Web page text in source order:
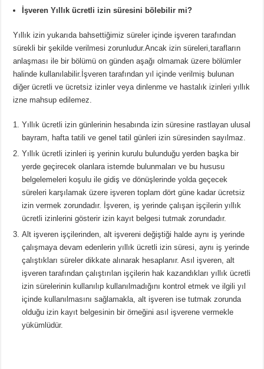
İşveren Yıllık ücretli izin süresini bölebilir mi?
Yıllık izin yukarıda bahsettiğimiz süreler içinde işveren tarafından
sürekli bir şekilde verilmesi zorunludur.Ancak izin süreleri,tarafların
anlaşması ile bir bölümü on günden aşağı olmamak üzere bölümler
halinde kullanılabilir.İşveren tarafından yıl içinde verilmiş bulunan
diğer ücretli ve ücretsiz izinler veya dinlenme ve hastalık izinleri yıllık
izne mahsup edilemez.
Yıllık ücretli izin günlerinin hesabında izin süresine rastlayan ulusal
bayram, hafta tatili ve genel tatil günleri izin süresinden sayılmaz.
Yıllık ücretli izinleri iş yerinin kurulu bulunduğu yerden başka bir
yerde geçirecek olanlara istemde bulunmaları ve bu hususu
belgelemeleri koşulu ile gidiş ve dönüşlerinde yolda geçecek
süreleri karşılamak üzere işveren toplam dört güne kadar ücretsiz
izin vermek zorundadır. İşveren, iş yerinde çalışan işçilerin yıllık
ücretli izinlerini gösterir izin kayıt belgesi tutmak zorundadır.
Alt işveren işçilerinden, alt işvereni değiştiği halde aynı iş yerinde
çalışmaya devam edenlerin yıllık ücretli izin süresi, aynı iş yerinde
çalıştıkları süreler dikkate alınarak hesaplanır. Asıl işveren, alt
işveren tarafından çalıştırılan işçilerin hak kazandıkları yıllık ücretli
izin sürelerinin kullanılıp kullanılmadığını kontrol etmek ve ilgili yıl
içinde kullanılmasını sağlamakla, alt işveren ise tutmak zorunda
olduğu izin kayıt belgesinin bir örneğini asıl işverene vermekle
yükümlüdür.